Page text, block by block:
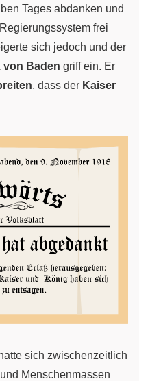
Tages abdanken und
frei
sich jedoch und der
von Baden griff ein. Er
, dass der Kaiser
hatte sich zwischenzeitlich
Menschenmassen